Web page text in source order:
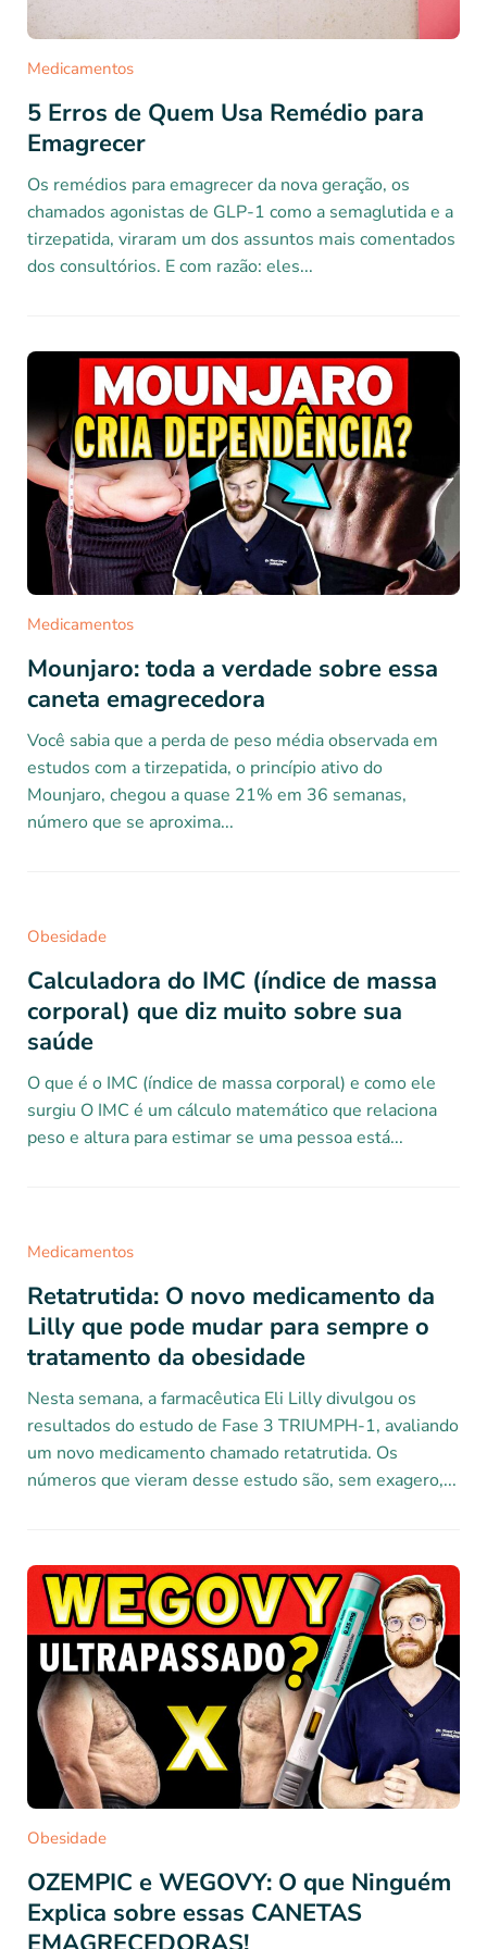
Medicamentos
5 Erros de Quem Usa Remédio para
Emagrecer
Os remédios para emagrecer da nova geração, os
chamados agonistas de GLP-1 como a semaglutida e a
tirzepatida, viraram um dos assuntos mais comentados
dos consultórios. E com razão: eles...
Medicamentos
Mounjaro: toda a verdade sobre essa
caneta emagrecedora
Você sabia que a perda de peso média observada em
estudos com a tirzepatida, o princípio ativo do
Mounjaro, chegou a quase 21% em 36 semanas,
número que se aproxima...
Obesidade
Calculadora do IMC (índice de massa
corporal) que diz muito sobre sua
saúde
O que é o IMC (índice de massa corporal) e como ele
surgiu O IMC é um cálculo matemático que relaciona
peso e altura para estimar se uma pessoa está...
Medicamentos
Retatrutida: O novo medicamento da
Lilly que pode mudar para sempre o
tratamento da obesidade
Nesta semana, a farmacêutica Eli Lilly divulgou os
resultados do estudo de Fase 3 TRIUMPH-1, avaliando
um novo medicamento chamado retatrutida. Os
números que vieram desse estudo são, sem exagero,...
Obesidade
OZEMPIC e WEGOVY: O que Ninguém
Explica sobre essas CANETAS